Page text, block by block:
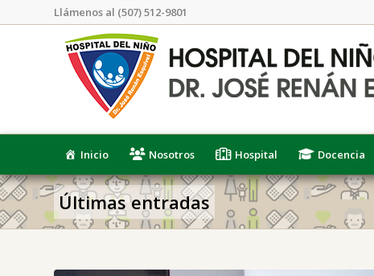
Llámenos al (507) 512-9801
Inicio Nosotros Hospital Docencia
Últimas entradas